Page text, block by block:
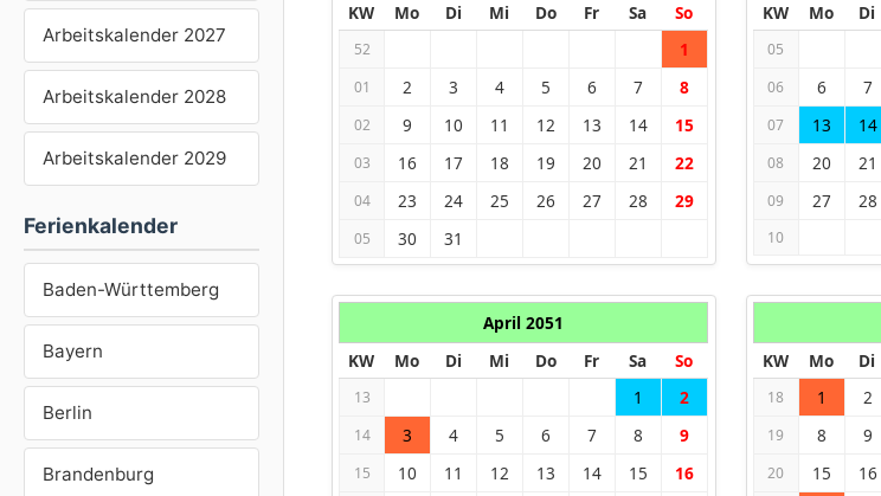
Arbeitskalender 2027
Arbeitskalender 2028
Arbeitskalender 2029
Ferienkalender
Baden-Württemberg
Bayern
Berlin
Brandenburg
KW
Mo Di Mi Do Fr Sa So
52 1
01 2 3 4 5 6 7 8
02 9 10 11 12 13 14 15
03 16 17 18 19 20 21 22
04 23 24 25 26 27 28 29
05 30 31
KW
Mo Di
05
06 6 7
07 13 14
08 20 21
09 27 28
10
April 2051
KW
Mo Di Mi Do Fr Sa So
13 1 2
14 3 4 5 6 7 8 9
15 10 11 12 13 14 15 16
KW
Mo Di
18 1 2
19 8 9
20 15 16